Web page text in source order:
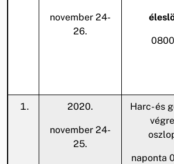
november 24-
26.
2020.
november 24-
25.
Harc- és
naponta